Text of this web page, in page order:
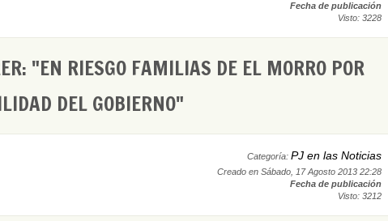
Fecha de publicación
Visto: 3228
"EN RIESGO FAMILIAS DE EL MORRO POR
DEL GOBIERNO"
Categoría: PJ en las Noticias
Creado en Sábado, 17 Agosto 2013 22:28
Fecha de publicación
Visto: 3212